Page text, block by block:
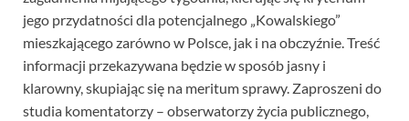
jego przydatności dla potencjalnego „Kowalskiego”
mieszkającego zarówno w Polsce, jak i na obczyźnie. Treść
informacji przekazywana będzie w sposób jasny i
klarowny, skupiając się na meritum sprawy. Zaproszeni do
studia komentatorzy – obserwatorzy życia publicznego,